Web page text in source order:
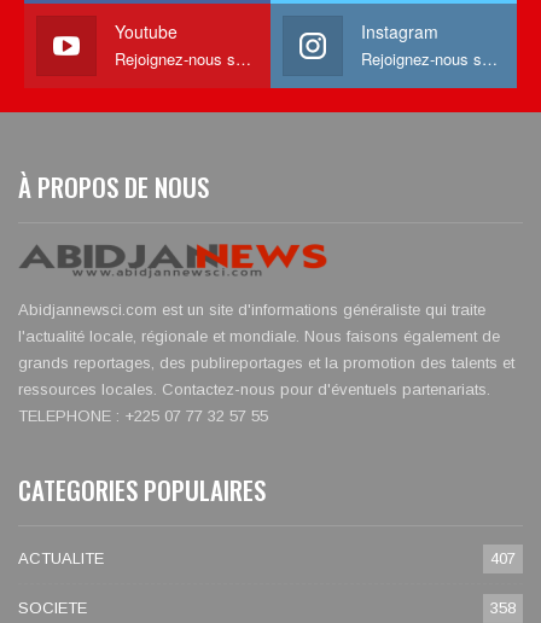
Youtube
Rejoignez-nous sur Youtube
Instagram
Rejoignez-nous sur Instagram
À PROPOS DE NOUS
Abidjannewsci.com est un site d'informations généraliste qui traite
l'actualité locale, régionale et mondiale. Nous faisons également de
grands reportages, des publireportages et la promotion des talents et
ressources locales. Contactez-nous pour d'éventuels partenariats.
TELEPHONE : +225 07 77 32 57 55
CATEGORIES POPULAIRES
ACTUALITE 407
SOCIETE 358